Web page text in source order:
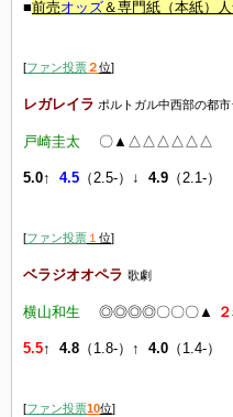
■前売オッズ＆専門紙（本紙）
[ファン投票 ２位]
レガレイラ ポルトガル中西部の都
戸崎圭太 〇▲△△△△△△
5.0↑ 4.5 （2.5-）↓ 4.9 （2.1-）
[ファン投票 １ 位]
ベラジオオペラ 歌劇
横山和生 ◎◎◎◎〇〇〇▲ ２
5.5↑ 4.8 （1.8-） ↑ 4.0 （1.4-）
[ファン投票10位]